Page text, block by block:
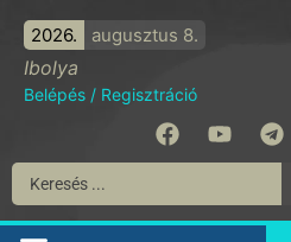
2026. augusztus 8.
Ibolya
Belépés / Regisztráció